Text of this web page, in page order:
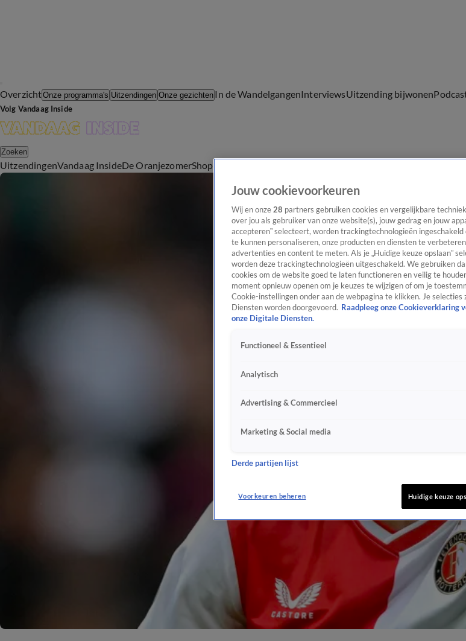
OverzichtOnze programma's Uitzendingen Onze gezichten In de WandelgangenInterviewsUitzending bijwonen
Volg Vandaag Inside
Zoeken
UitzendingenVandaag InsideDe OranjezomerShop
Jouw cookievoorkeuren
Wij en onze 28 partners gebruiken cookies en vergelijkbare
over jou als gebruiker van onze website(s), jouw gedrag en jouw
accepteren” selecteert, worden trackingtechnologieën
te kunnen personaliseren, onze producten en diensten te
advertenties en content te meten. Als je „Huidige keuze opslaan”
worden deze trackingtechnologieën uitgeschakeld. We gebruiken
cookies om de website goed te laten functioneren en veilig te
moment opnieuw openen om je keuzes te wijzigen of om je
Cookie-instellingen onder aan de webpagina te klikken. Je
Diensten worden doorgevoerd. Raadpleeg onze Cookieverklaring
onze Digitale Diensten.
Functioneel & Essentieel
Analytisch
Advertising & Commercieel
Marketing & Social media
Derde partijen lijst
Voorkeuren beheren Huidige keuze